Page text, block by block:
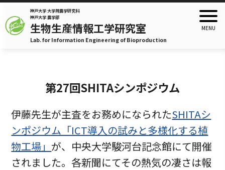
神戸大学 大学院農学研究科
神戸大学 農学部
生物生産情報工学研究室
Lab. for Information Engineering of Bioproduction
第27回SHITAシンポジウム
伊藤先生が主査をお務めになられたSHITAシ
ンポジウム「ICT導入の試みと多様化する植
物工場」 が、中央大学駿河台記念館にて開催
されました。各新聞にてその熱気の凄さは報